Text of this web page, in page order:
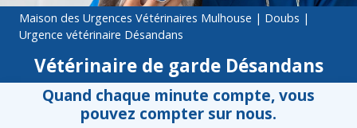
Maison des Urgences Vétérinaires Mulhouse | Doubs |
Urgence vétérinaire Désandans
Vétérinaire de garde Désandans
Quand chaque minute compte, vous
pouvez compter sur nous.